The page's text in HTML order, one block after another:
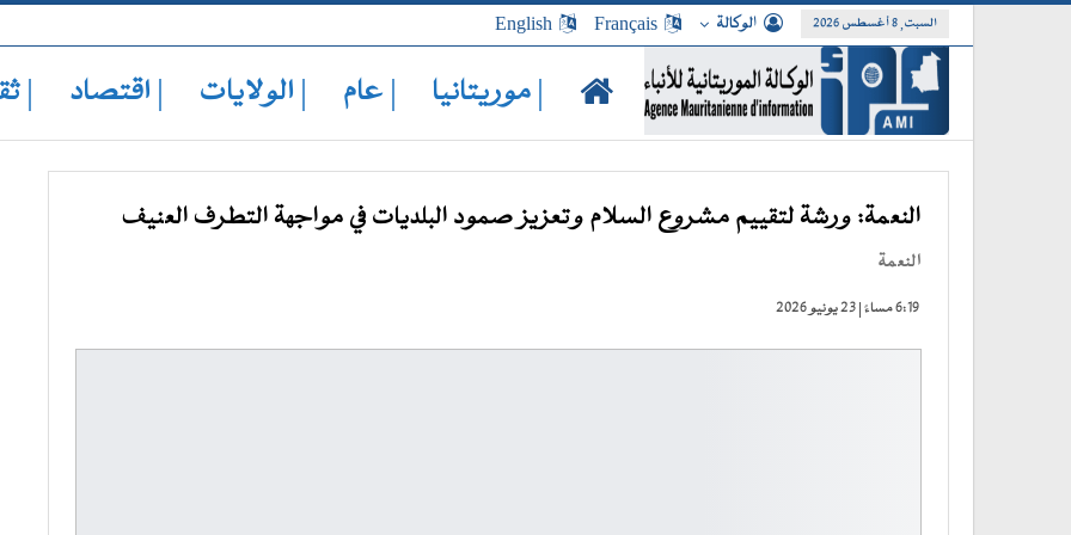
السبت, 8 أغسطس 2026 الوكالة Français
English
| موريتانيا | عام | الولايات | اقتصاد |
النعمة: ورشة لتقييم مشروع السلام وتعزيز صمود البلديات في مواجهة التطرف العنيف
النعمة
6:19 مساءً | 23 يونيو 2026